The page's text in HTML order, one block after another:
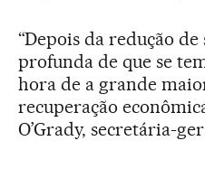
“Depois da redução
profunda de que se
hora de a grande
recuperação
O’Grady, secretária-